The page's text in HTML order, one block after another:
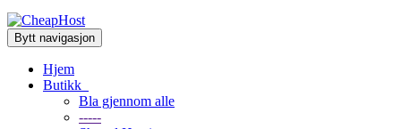
Bytt navigasjon
Hjem
Butikk
Bla gjennom alle
-----